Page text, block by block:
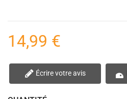
14,99 €
Écrire votre avis